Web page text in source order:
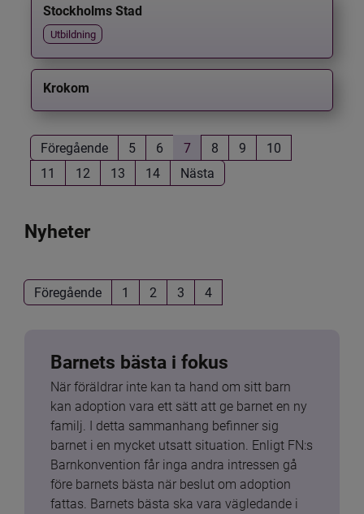
Stockholms Stad
Utbildning
Krokom
Föregående 5 6 7 8 9
10
11
12 13 14 Nästa
Nyheter
Föregående 1 2 3 4
Barnets bästa i fokus
När föräldrar inte kan ta hand om sitt barn
kan adoption vara ett sätt att ge barnet en ny
familj. I detta sammanhang befinner sig
barnet i en mycket utsatt situation. Enligt FN:s
Barnkonvention får inga andra intressen gå
före barnets bästa när beslut om adoption
fattas. Barnets bästa ska vara vägledande i